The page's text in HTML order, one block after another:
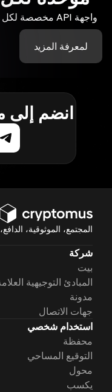
واجهة API مخصصة لكل أداة. بسيطة، سريعة، وموثقة بالكامل
لمعرفة المزيد
انضم إلى
المجتمع، الموثوقية،
شركة
بيت
المبادئ التوجيهية
مدونة
جهات الاتصال
استخدام شخصي
محفظة
التوقيع المساحي
محول
يكسب